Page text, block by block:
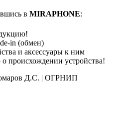
в MIRAPHONE:
in (обмен)
и аксессуары к ним
устройства!
Д.С. | ОГРНИП